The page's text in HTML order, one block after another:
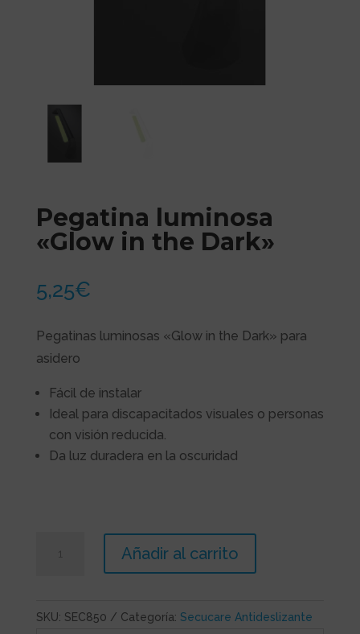
Pegatina luminosa
«Glow in the Dark»
5,25€
Pegatinas luminosas «Glow in the Dark» para
asidero
Fácil de instalar
Ideal para discapacitados visuales o personas
con visión reducida.
Da luz duradera en la oscuridad
in
Añadir al carrito
SKU: SEC850 Categoría: Secucare Antideslizante